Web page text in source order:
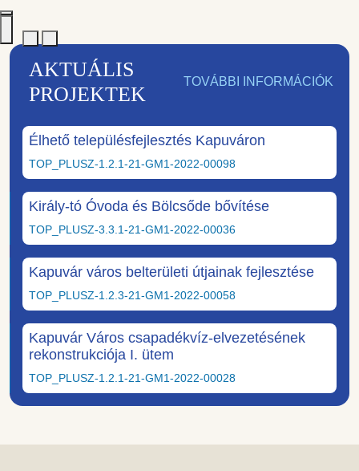
AKTUÁLIS
PROJEKTEK
TOVÁBBI INFORMÁCIÓK
Élhető településfejlesztés Kapuváron
TOP_PLUSZ-1.2.1-21-GM1-2022-00098
Király-tó Óvoda és Bölcsőde bővítése
TOP_PLUSZ-3.3.1-21-GM1-2022-00036
Kapuvár város belterületi útjainak fejlesztése
TOP_PLUSZ-1.2.3-21-GM1-2022-00058
Kapuvár Város csapadékvíz-elvezetésének
rekonstrukciója I. ütem
TOP_PLUSZ-1.2.1-21-GM1-2022-00028